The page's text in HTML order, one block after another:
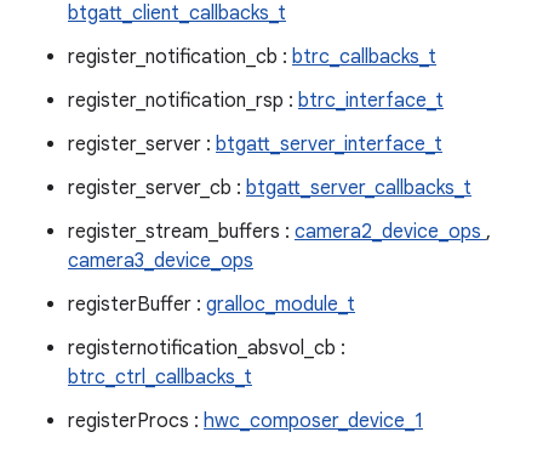
btgatt_client_callbacks_t
register_notification_cb : btrc_callbacks_t
register_notification_rsp : btrc_interface_t
register_server : btgatt_server_interface_t
register_server_cb : btgatt_server_callbacks_t
register_stream_buffers : camera2_device_ops ,
camera3_device_ops
registerBuffer : gralloc_module_t
registernotification_absvol_cb :
btrc_ctrl_callbacks_t
registerProcs : hwc_composer_device_1